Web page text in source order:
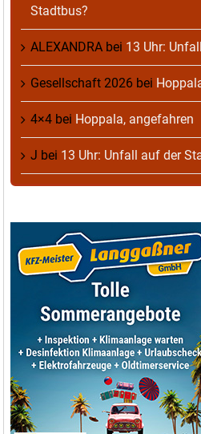
Stadtbus?
ALEXANDRA bei 13 Uhr:
Gesellschaft 2026 bei
4×4 bei Hoppala, angefahren
J bei 13 Uhr: Unfall auf der